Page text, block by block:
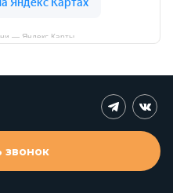
— Яндекс Карты
звонок